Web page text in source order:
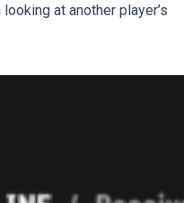
at another player’s